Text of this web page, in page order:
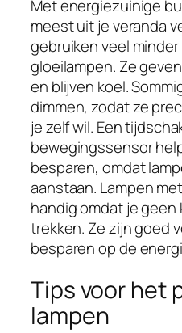
Met energiezuinige
meest uit je veranda
gebruiken veel
gloeilampen. Ze
en blijven koel.
dimmen, zodat ze
je zelf wil. Een
bewegingssensor
besparen, omdat
aanstaan. Lampen
handig omdat je
trekken. Ze zijn goed
besparen op de
Tips voor het
lampen